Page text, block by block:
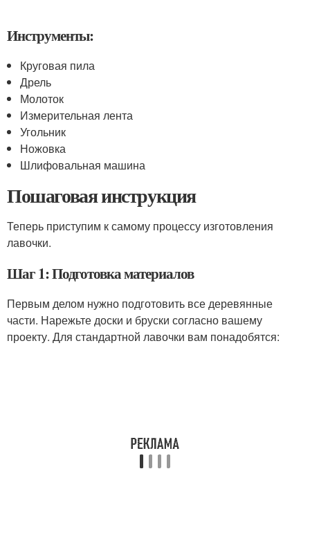
Инструменты:
Круговая пила
Дрель
Молоток
Измерительная лента
Угольник
Ножовка
Шлифовальная машина
Пошаговая инструкция
Теперь приступим к самому процессу изготовления
лавочки.
Шаг 1: Подготовка материалов
Первым делом нужно подготовить все деревянные
части. Нарежьте доски и бруски согласно вашему
проекту. Для стандартной лавочки вам понадобятся: